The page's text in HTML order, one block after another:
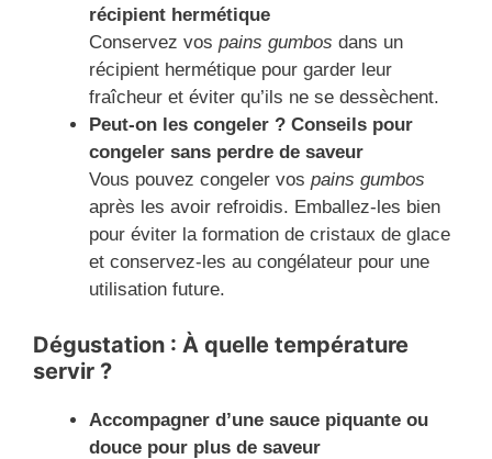
récipient hermétique
Conservez vos pains gumbos dans un
récipient hermétique pour garder leur
fraîcheur et éviter qu’ils ne se dessèchent.
Peut-on les congeler ? Conseils pour
congeler sans perdre de saveur
Vous pouvez congeler vos pains gumbos
après les avoir refroidis. Emballez-les bien
pour éviter la formation de cristaux de glace
et conservez-les au congélateur pour une
utilisation future.
Dégustation : À quelle température
servir ?
Accompagner d’une sauce piquante ou
douce pour plus de saveur